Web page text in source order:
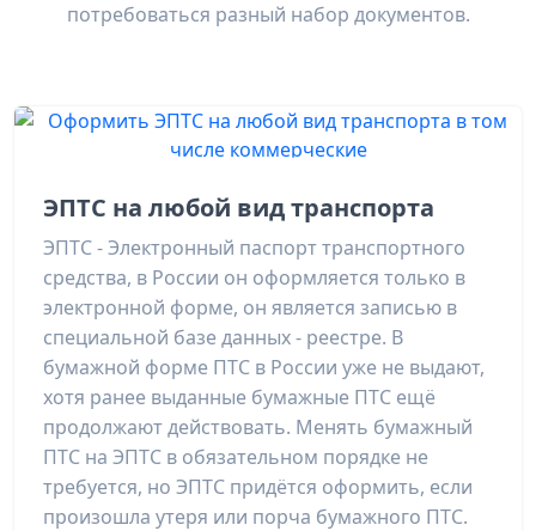
потребоваться разный набор документов.
ЭПТС на любой вид транспорта
ЭПТС - Электронный паспорт транспортного
средства, в России он оформляется только в
электронной форме, он является записью в
специальной базе данных - реестре. В
бумажной форме ПТС в России уже не выдают,
хотя ранее выданные бумажные ПТС ещё
продолжают действовать. Менять бумажный
ПТС на ЭПТС в обязательном порядке не
требуется, но ЭПТС придётся оформить, если
произошла утеря или порча бумажного ПТС.